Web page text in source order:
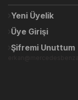
Bu ürüne
Yeni Üyelik
Üye Girişi
Şifremi Unuttum